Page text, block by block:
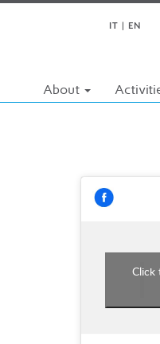
IT EN
About
Click